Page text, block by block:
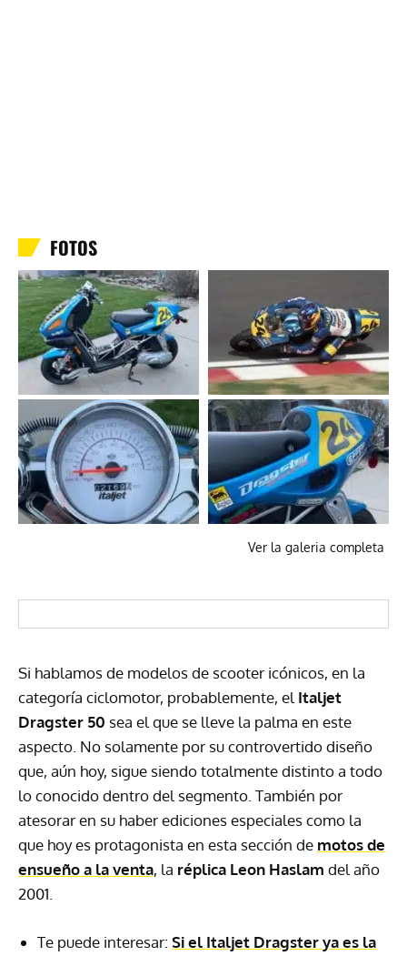
FOTOS
Ver la galeria completa
Si hablamos de modelos de scooter icónicos, en la
categoría ciclomotor, probablemente, el Italjet
Dragster 50 sea el que se lleve la palma en este
aspecto. No solamente por su controvertido diseño
que, aún hoy, sigue siendo totalmente distinto a todo
lo conocido dentro del segmento. También por
atesorar en su haber ediciones especiales como la
que hoy es protagonista en esta sección de motos de
ensueño a la venta, la réplica Leon Haslam del año
2001.
Te puede interesar: Si el Italjet Dragster ya es la